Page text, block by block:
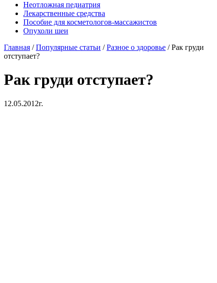
Неотложная педиатрия
Лекарственные средства
Пособие для косметологов-массажистов
Опухоли шеи
Главная /Популярные статьи /Разное о здоровье /Рак груди
отступает?
Рак груди отступает?
12.05.2012г.